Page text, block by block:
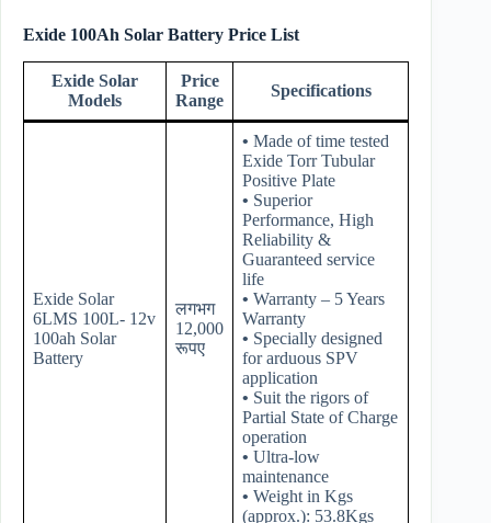
Exide 100Ah Solar Battery Price List
Exide Solar
Models
Price
Range
Specifications
Exide Solar
6LMS 100L- 12v
100ah Solar
Battery
लगभग
12,000
रूपए
• Made of time tested
Exide Torr Tubular
Positive Plate
• Superior
Performance, High
Reliability &
Guaranteed service
life
• Warranty – 5 Years
Warranty
• Specially designed
for arduous SPV
application
• Suit the rigors of
Partial State of Charge
operation
• Ultra-low
maintenance
• Weight in Kgs
(approx.): 53.8Kgs